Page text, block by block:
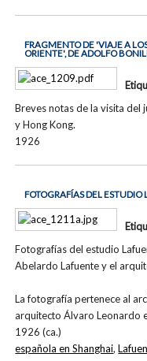
FRAGMENTO DE 'VIAJE A
ORIENTE', DE ADOLFO
Breves notas de la visita del
y Hong Kong.
1926
FOTOGRAFÍAS DEL
Fotografías del estudio
Abelardo Lafuente y el
La fotografía pertenece al
arquitecto Álvaro Leonardo
1926 (ca.)
española en Shanghai,